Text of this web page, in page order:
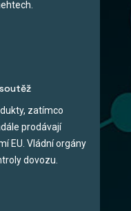
zatímco
prodávají
EU. Vládní orgány
dovozu.